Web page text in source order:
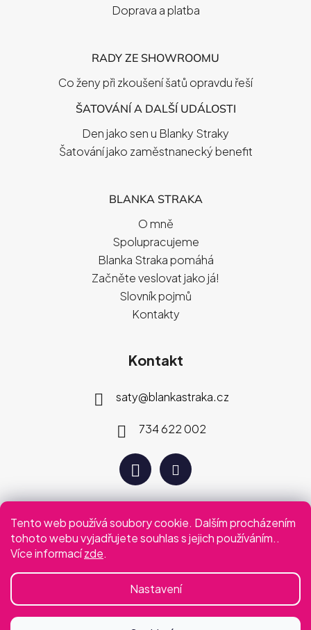
Tento web používá soubory cookie. Dalším procházením
tohoto webu vyjadřujete souhlas s jejich používáním..
Více informacízde.
Nastavení
Doprava a platba
RADY ZE SHOWROOMU
Co ženy při zkoušení šatů opravdu řeší
ŠATOVÁNÍ A DALŠÍ UDÁLOSTI
Den jako sen u Blanky Straky
Šatování jako zaměstnanecký benefit
BLANKA STRAKA
O mně
Spolupracujeme
Blanka Straka pomáhá
Začněte veslovat jako já!
Slovník pojmů
Kontakty
Kontakt
saty@blankastraka.cz
734 622 002
Plaťte jak vám vyhovuje
Podmínky ochrany osobních údajů Obchodní podmínky